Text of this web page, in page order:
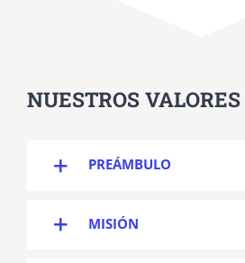
NUESTROS VALORES
PREÁMBULO
MISIÓN